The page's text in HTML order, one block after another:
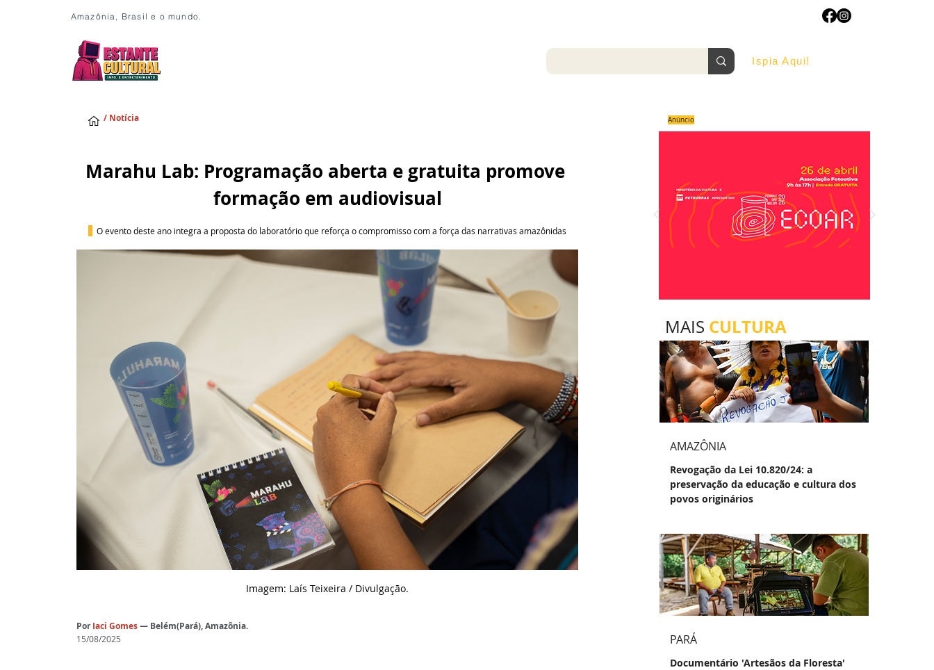
Amazônia, Brasil e o mundo.
Ispia Aqui!
/ Notícia
Marahu Lab: Programação aberta e gratuita promove
formação em audiovisual
O evento deste ano integra a proposta do laboratório que reforça o compromisso com a força das narrativas amazônidas
Imagem: Laís Teixeira / Divulgação.
Por Iaci Gomes— Belém(Pará), Amazônia.
15/08/2025
Anúncio
MAIS CULTURA
AMAZÔNIA
Revogação da Lei 10.820/24: a
preservação da educação e cultura dos
povos originários
PARÁ
Documentário 'Artesãos da Floresta'